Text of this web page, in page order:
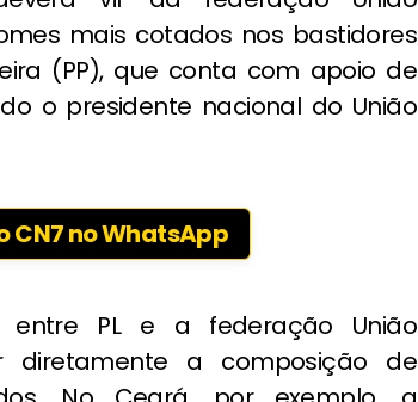
mais cotados nos bastidores
(PP), que conta com apoio de
o presidente nacional do União
CN7 no WhatsApp
entre PL e a federação União
diretamente a composição de